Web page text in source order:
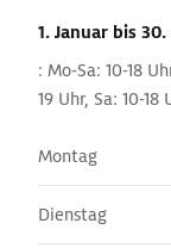
1. Januar bis
: Mo-Sa: 10-18
19 Uhr, Sa: 10-18
Montag
Dienstag